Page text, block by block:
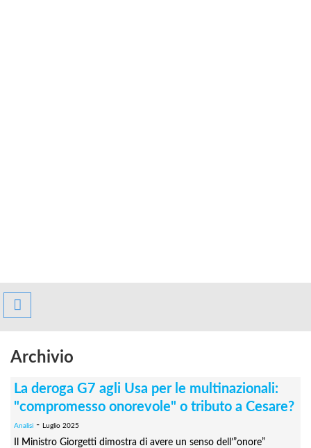
Archivio
La deroga G7 agli Usa per le multinazionali:
"compromesso onorevole" o tributo a Cesare?
Analisi - Luglio 2025
Il Ministro Giorgetti dimostra di avere un senso dell’”onore”